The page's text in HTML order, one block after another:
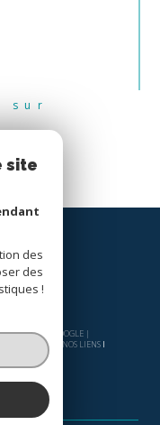
sur
BY GOOGLE |
ADMIN
NOS LIENS
site
des
des
!